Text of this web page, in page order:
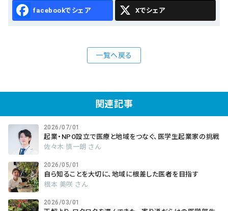
Facebook X
一覧へ戻る
関連記事
2026/07/01
起業・NPO設立で医療と地域をつなぐ、医学生起業家の挑戦
佐々木 慎一朗 さん
2026/05/01
自ら知ることを大切に、地域に根差した医者を目指す
根本 美咲 さん
2026/03/01